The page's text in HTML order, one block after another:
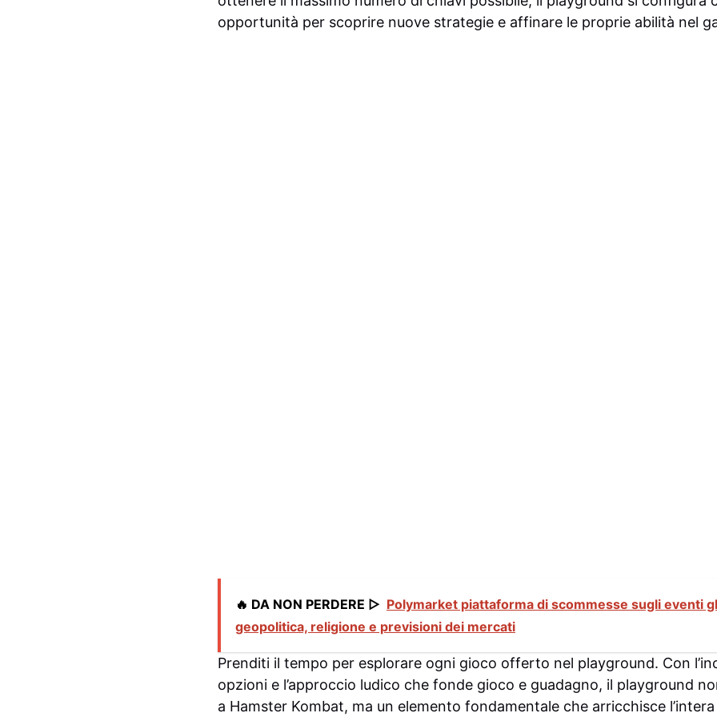
opportunità per scoprire nuove strategie e affinare le proprie abilità nel
🔥 DA NON PERDERE ▷ Polymarket piattaforma di scommesse sugli eventi
geopolitica, religione e previsioni dei mercati
Prenditi il tempo per esplorare ogni gioco offerto nel playground. Con
opzioni e l’approccio ludico che fonde gioco e guadagno, il playground
a Hamster Kombat, ma un elemento fondamentale che arricchisce